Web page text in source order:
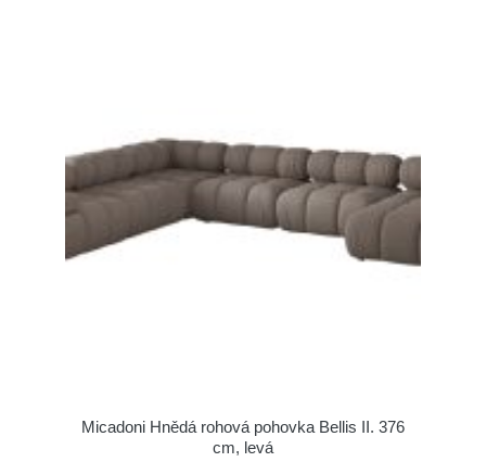
Micadoni Hnědá rohová pohovka Bellis II. 376
cm, levá